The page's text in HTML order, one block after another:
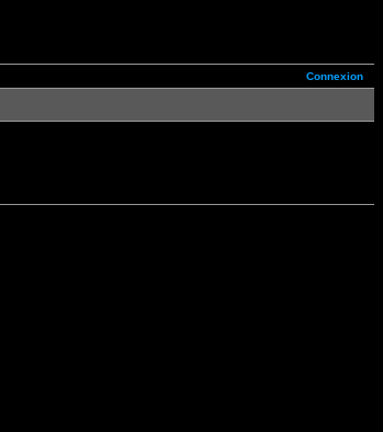
Connexion